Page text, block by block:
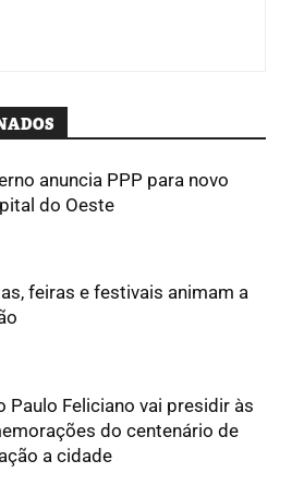
anuncia PPP para novo
do Oeste
feiras e festivais animam a
Paulo Feliciano vai presidir às
do centenário de
a cidade